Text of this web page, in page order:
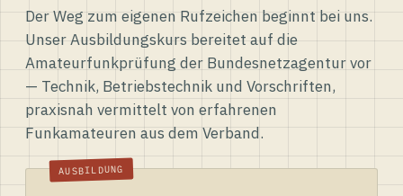
Der Weg zum eigenen Rufzeichen beginnt bei uns.
Unser Ausbildungskurs bereitet auf die
Amateurfunkprüfung der Bundesnetzagentur vor
— Technik, Betriebstechnik und Vorschriften,
praxisnah vermittelt von erfahrenen
Funkamateuren aus dem Verband.